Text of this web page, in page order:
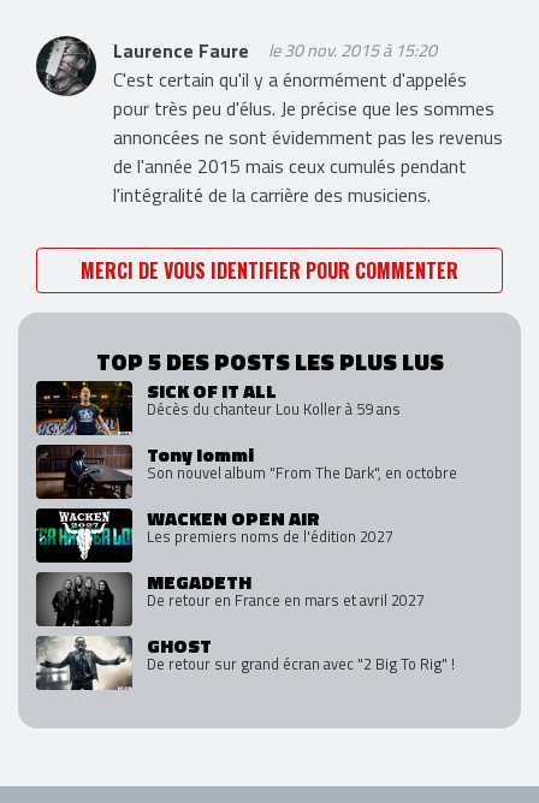
Laurence Faure le 30 nov. 2015 à 15:20
C'est certain qu'il y a énormément d'appelés
pour très peu d'élus. Je précise que les sommes
annoncées ne sont évidemment pas les revenus
de l'année 2015 mais ceux cumulés pendant
l'intégralité de la carrière des musiciens.
MERCI DE VOUS IDENTIFIER POUR COMMENTER
TOP 5 DES POSTS LES PLUS LUS
SICK OF IT ALL
Décès du chanteur Lou Koller à 59 ans
Tony Iommi
Son nouvel album "From The Dark", en octobre
WACKEN OPEN AIR
Les premiers noms de l'édition 2027
MEGADETH
De retour en France en mars et avril 2027
GHOST
De retour sur grand écran avec "2 Big To Rig" !